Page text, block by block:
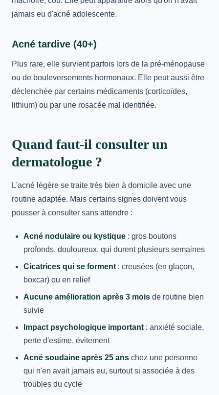
jamais eu d'acné adolescente.
Acné tardive (40+)
Plus rare, elle survient parfois lors de la pré-ménopause
ou de bouleversements hormonaux. Elle peut aussi être
déclenchée par certains médicaments (corticoïdes,
lithium) ou par une rosacée mal identifiée.
Quand faut-il consulter un
dermatologue ?
L'acné légère se traite très bien à domicile avec une
routine adaptée. Mais certains signes doivent vous
pousser à consulter sans attendre :
Acné nodulaire ou kystique : gros boutons
profonds, douloureux, qui durent plusieurs semaines
Cicatrices qui se forment : creusées (en glaçon,
boxcar) ou en relief
Aucune amélioration après 3 mois de routine bien
suivie
Impact psychologique important : anxiété sociale,
perte d'estime, évitement
Acné soudaine après 25 ans chez une personne
qui n'en avait jamais eu, surtout si associée à des
troubles du cycle